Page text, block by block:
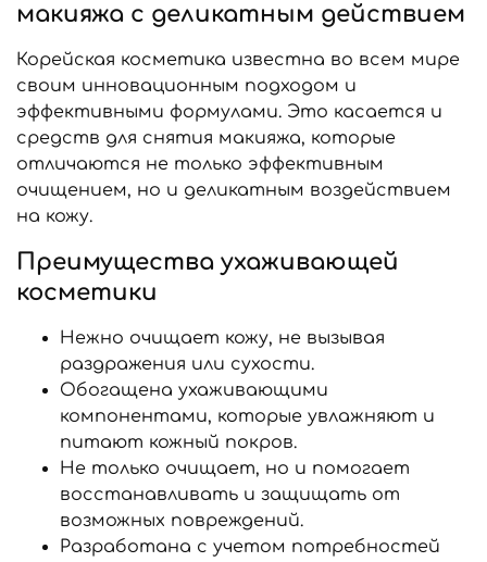
макияжа с деликатным действием
Корейская косметика известна во всем мире
своим инновационным подходом и
эффективными формулами. Это касается и
средств для снятия макияжа, которые
отличаются не только эффективным
очищением, но и деликатным воздействием
на кожу.
Преимущества ухаживающей
косметики
Нежно очищает кожу, не вызывая
раздражения или сухости.
Обогащена ухаживающими
компонентами, которые увлажняют и
питают кожный покров.
Не только очищает, но и помогает
восстанавливать и защищать от
возможных повреждений.
Разработана с учетом потребностей